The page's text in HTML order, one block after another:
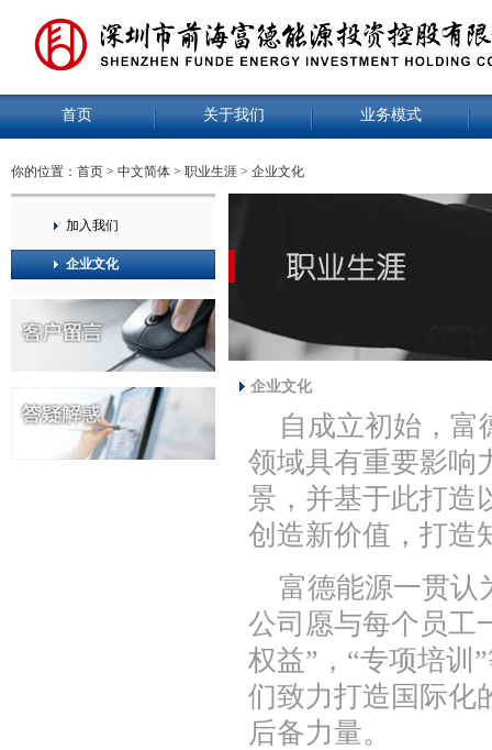
首页 关于我们 业务模式
你的位置： 首页 > 中文简体 > 职业生涯 > 企业文化
加入我们
企业文化
企业文化
自成立初始，富
领域具有重要影响
景，并基于此打造
创造新价值，打造
富德能源一贯认
公司愿与每个员工
权益”，“专项培训
们致力打造国际化
后备力量。